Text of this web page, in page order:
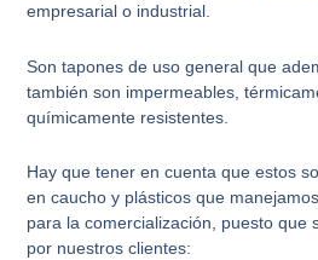
empresarial o industrial.
Son tapones de uso general que
también son impermeables,
químicamente resistentes.
Hay que tener en cuenta que estos
en caucho y plásticos que
para la comercialización, puesto que
por nuestros clientes: